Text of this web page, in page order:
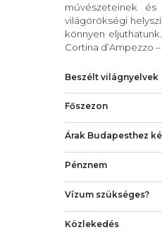
művészeteinek
világörökségi
könnyen
Cortina d’Ampezzo
Beszélt világnyelvek
Főszezon
Árak Budapesthez
Pénznem
Vízum szükséges?
Közlekedés